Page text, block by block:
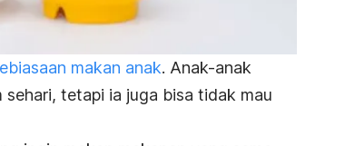
makan anak. Anak-anak
tetapi ia juga bisa tidak mau